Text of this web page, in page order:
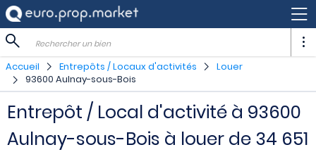
Rechercher un bien
Accueil Entrepôts / Locaux d'activités
Louer
93600 Aulnay-sous-Bois
Entrepôt / Local d'activité à 93600
Aulnay-sous-Bois à louer de 34 651